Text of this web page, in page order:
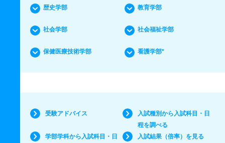
歴史学部 教育学部
社会学部 社会福祉学部
保健医療技術学部 看護学部*
受験アドバイス
入試種別から入試科目・日
程を調べる
学部学科から入試科目・日
入試結果（倍率）を見る